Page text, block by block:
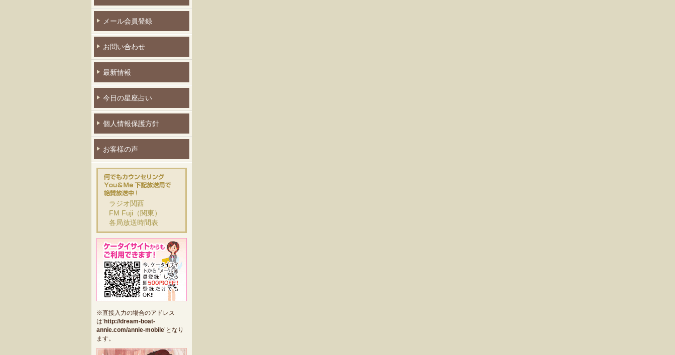
メール会員登録
お問い合わせ
最新情報
今日の星座占い
個人情報保護方針
お客様の声
ラジオ関西
FM Fuji（関東）
各局放送時間表
※直接入力の場合のアドレス
は‘ http://dream-boat-
annie.com/annie-mobile’となり
ます。